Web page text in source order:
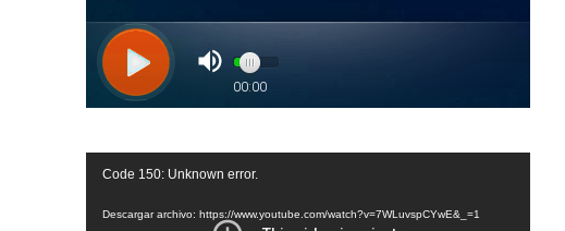
Reproductor
vídeo
Code 150: Unknown error.
Descargar archivo: https://www.youtube.com/watch?v=7WLuvspCYwE&_=1